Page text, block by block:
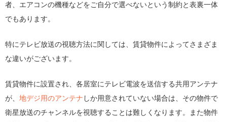
者、エアコンの機種などをご自分で選べないという制約と表裏一体
でもあります。
特にテレビ放送の視聴方法に関しては、賃貸物件によってさまざま
な違いがございます。
賃貸物件に設置され、各居室にテレビ電波を送信する共用アンテナ
が、 地デジ用のアンテナ しか用意されていない場合は、その物件で
衛星放送のチャンネルを視聴することは難しくなります。また物件